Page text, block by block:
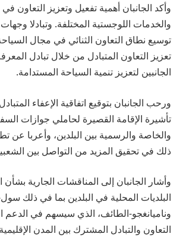
وأكد الجانبان أهمية تفعيل وتعزيز التعاون
والخدمات اللوجستية المختلفة. وتبادلا
توسيع نطاق التعاون الثنائي في مجال
تعزيز التعاون المتبادل من خلال تبادل
الجانبين لتعزيز تنمية السياحة المستدامة.
ورحب الجانبان بتوقيع اتفاقية الإعفاء
تأشيرة الإقامة القصيرة لحاملي جوازات
والخاصة والرسمية بين البلدين، وأعربا عن
ذلك في تحقيق المزيد من التواصل بين
وأشار الجانبان إلى المناقشات الجارية بشأن
البلديات المحلية في البلدين بما في ذلك
وناميانغجو-الطائف، الذي سيسهم في الدعم
التعاون والتبادل المشترك بين المدن